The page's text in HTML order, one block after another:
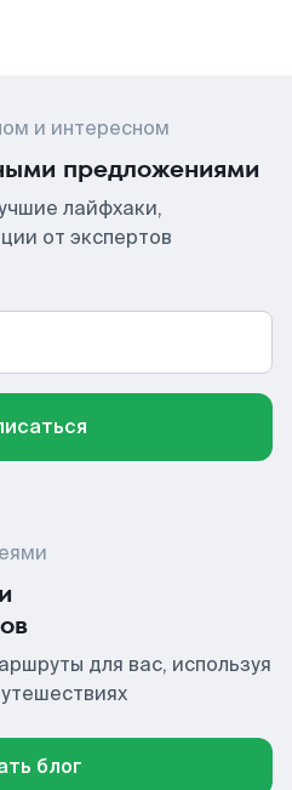
и интересном
предложениями
лайфхаки,
от экспертов
для вас, используя
блог